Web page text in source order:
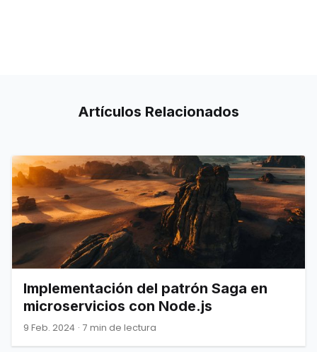
Artículos Relacionados
Implementación del patrón Saga en
microservicios con Node.js
9 Feb. 2024 · 7 min de lectura